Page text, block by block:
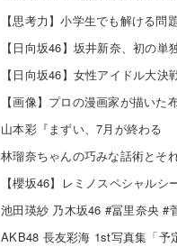
【日向坂46】坂井新奈、初の単
【画像】プロの漫画家が描い
山本彩『まずい、7月が終わる
AKB48 長友彩海 1st写真集「予